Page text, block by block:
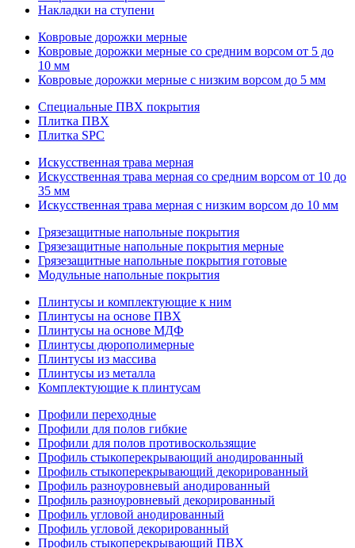
Накладки на ступени
Ковровые дорожки мерные
Ковровые дорожки мерные со средним ворсом от 5 до
10 мм
Ковровые дорожки мерные с низким ворсом до 5 мм
Специальные ПВХ покрытия
Плитка ПВХ
Плитка SPC
Искуccтвенная трава мерная
Искусственная трава мерная со средним ворсом от 10 до
35 мм
Искусственная трава мерная с низким ворсом до 10 мм
Грязезащитные напольные покрытия
Грязезащитные напольные покрытия мерные
Грязезащитные напольные покрытия готовые
Модульные напольные покрытия
Плинтусы и комплектующие к ним
Плинтусы на основе ПВХ
Плинтусы на основе МДФ
Плинтусы дюрополимерные
Плинтусы из массива
Плинтусы из металла
Комплектующие к плинтусам
Профили переходные
Профили для полов гибкие
Профили для полов противоскользящие
Профиль стыкоперекрывающий анодированный
Профиль стыкоперекрывающий декорированный
Профиль разноуровневый анодированный
Профиль разноуровневый декорированный
Профиль угловой анодированный
Профиль угловой декорированный
Профиль стыкоперекрывающий ПВХ